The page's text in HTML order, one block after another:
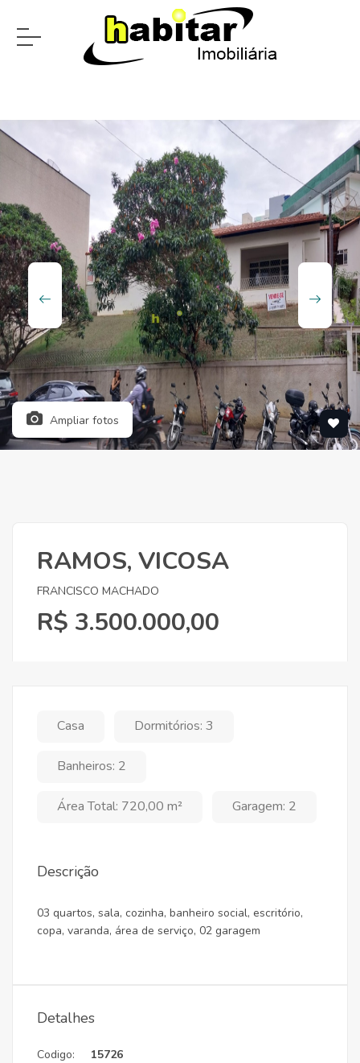
Ampliar fotos
RAMOS, VICOSA
FRANCISCO MACHADO
R$ 3.500.000,00
Casa Dormitórios: 3
Banheiros: 2
Área Total: 720,00 m² Garagem: 2
Descrição
03 quartos, sala, cozinha, banheiro social, escritório,
copa, varanda, área de serviço, 02 garagem
Detalhes
Codigo: 15726